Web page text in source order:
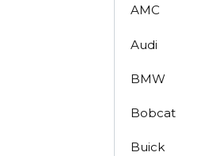
AMC
Audi
BMW
Bobcat
Buick